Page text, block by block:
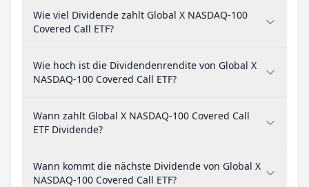
Wie viel Dividende zahlt Global X NASDAQ-100
Covered Call ETF?
Wie hoch ist die Dividendenrendite von Global X
NASDAQ-100 Covered Call ETF?
Wann zahlt Global X NASDAQ-100 Covered Call
ETF Dividende?
Wann kommt die nächste Dividende von Global X
NASDAQ-100 Covered Call ETF?